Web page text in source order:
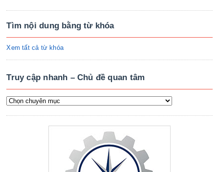
Tìm nội dung bằng từ khóa
Xem tất cả từ khóa
Truy cập nhanh – Chủ đề quan tâm